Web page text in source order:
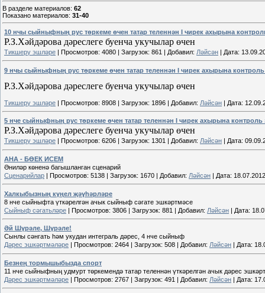
В разделе материалов: 62
Показано материалов: 31-40
10 нчы сыйныфның рус төркеме өчен татар теленнән I чирек ахырына
Р.З.Хәйдәрова дәреслеге буенча укучылар өчен
Тикшерү эшләре | Просмотров: 4080 | Загрузок: 861 | Добавил: Ләйсән | Дата:
9 нчы сыйныфның рус төркеме өчен татар теленнән I чирек ахырына
Р.З.Хәйдәрова дәреслеге буенча укучылар өчен
Тикшерү эшләре | Просмотров: 8908 | Загрузок: 1896 | Добавил: Ләйсән | Дата:
5 нче сыйныфның рус төркеме өчен татар теленнән I чирек ахырына контроль
Р.З.Хәйдәрова дәреслеге буенча укучылар өчен
Тикшерү эшләре Просмотров: 6206 Загрузок: 1301 Добавил: Ләйсән Дата:
АНА - БӨЕК ИСЕМ
Әниләр көненә багышланган сценарий
Сценарийлар | Просмотров: 5138 | Загрузок: 1670 | Добавил: Ләйсән | Дата: 18.07.2012
Халкыбызның күңел җәүһәрләре
8 нче сыйныфта үткәрелгән ачык сыйныф сәгате эшкәртмәсе
Сыйныф сәгатьләре | Просмотров: 3806 | Загрузок: 881 | Добавил: Ләйсән | Дата:
Әй Шүрәле, Шүрәле!
Сынлы сәнгать һәм укудан интеграль дәрес, 4 нче сыйныф
Дәрес эшкәртмәләре
Просмотров: 2464 Загрузок: 508 Добавил: Ләйсән Дата:
Безнең тормышыбызда спорт
11 нче сыйныфның удмурт төркемендә татар теленнән үткәрелгән ачык дәрес
Дәрес эшкәртмәләре | Просмотров: 2767 | Загрузок: 491 | Добавил: Ләйсән | Дата: